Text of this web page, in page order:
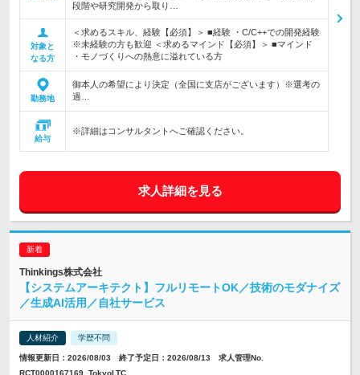
段階や研究開発から取り…
対象と
なる方
＜求めるスキル、経験【必須】＞ ■経験 ・C/C++での開発経験
※未経験の方も歓迎 ＜求めるマインド【必須】＞ ■マインド
・モノづくりへの熱意に溢れている方
勤務地
御本人の希望により決定（全国に支店がございます）※選考の
過…
給与
※詳細はコンサルタントへご確認ください。
求人詳細を見る
Thinkings株式会社
【システムアーキテクト】フルリモートOK／技術のモダナイズ
／生成AI活用／自社サービス
人材紹介 学歴不問
情報更新日：2026/08/03 終了予定日：2026/08/13 求人管理No.
RCT0000167169_TokyoLTC